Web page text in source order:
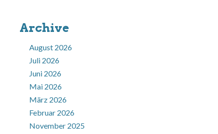
Archive
August 2026
Juli 2026
Juni 2026
Mai 2026
März 2026
Februar 2026
November 2025